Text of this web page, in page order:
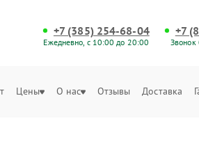
+7 (385) 254-68-04
Ежедневно, с 10:00 до 20:00
+7
Звонок
Цены О нас Отзывы Доставка